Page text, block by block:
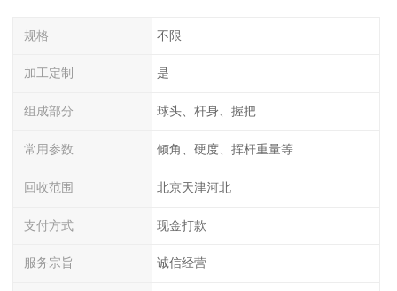
规格 不限
加工定制 是
组成部分 球头、杆身、握把
常用参数 倾角、硬度、挥杆重量等
回收范围 北京天津河北
支付方式 现金打款
服务宗旨 诚信经营